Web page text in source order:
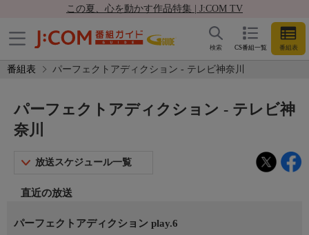
この夏、心を動かす作品特集 | J:COM TV
CS番組一覧 番組表
検索
番組表 パーフェクトアディクション - テレビ神奈川
パーフェクトアディクション - テレビ神
奈川
放送スケジュール一覧
直近の放送
パーフェクトアディクション play.6